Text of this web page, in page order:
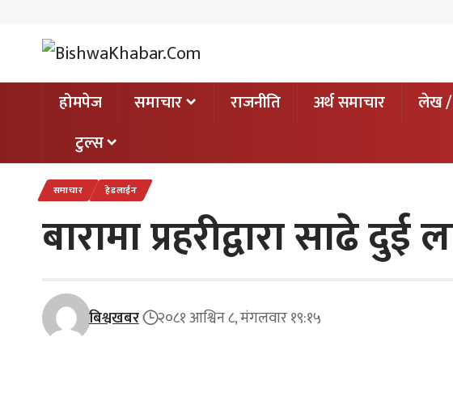
होमपेज समाचार राजनीति अर्थ समाचार लेख /
टुल्स
समाचार हेडलाईन
बारामा प्रहरीद्वारा साढे
बिश्वखबर २०८१ आश्विन ८, मंगलवार १९:१५